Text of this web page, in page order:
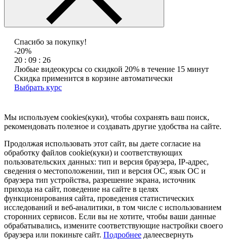
Спасибо за покупку!
-20%
20 : 09 : 26
Любые видеокурсы со скидкой 20% в течение 15 минут
Скидка применится в корзине автоматически
Выбрать курс
Мы используем cookies(куки), чтобы сохранять ваш поиск,
рекомендовать полезное и создавать другие удобства на сайте.
Продолжая использовать этот сайт, вы даете согласие на
обработку файлов cookie(куки) и соответствующих
пользовательских данных: тип и версия браузера, IP-адрес,
сведения о местоположении, тип и версия ОС, язык ОС и
браузера тип устройства, разрешение экрана, источник
прихода на сайт, поведение на сайте в целях
функционирования сайта, проведения статистических
исследований и веб-аналитики, в том числе с использованием
сторонних сервисов. Если вы не хотите, чтобы ваши данные
обрабатывались, измените соответствующие настройки своего
браузера или покиньте сайт. Подробнее далеесвернуть